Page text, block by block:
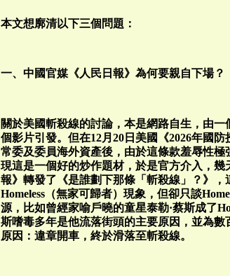
本文想廓清以下三個問題：
一、中國官媒《人民日報》為何要親自下場？
關於美國斬殺線的討論，本是網路自生，由
個影片引發。但在12月20日美國《2026年國
常委及委員海外資產後，由於這條款羞辱性
現這是一個好的炒作題材，於是官方介入，幾
報》轉發了《是誰劃下那條「斬殺線」？》
Homeless（無家可歸者）現象，但卻只談
源，比如曾經家喻戶曉的童星泰勒·蔡斯成了
斯嗜毒多年是他流落街頭的主要原因，並為數
原因：違章開車，終於滑落至斬殺線。